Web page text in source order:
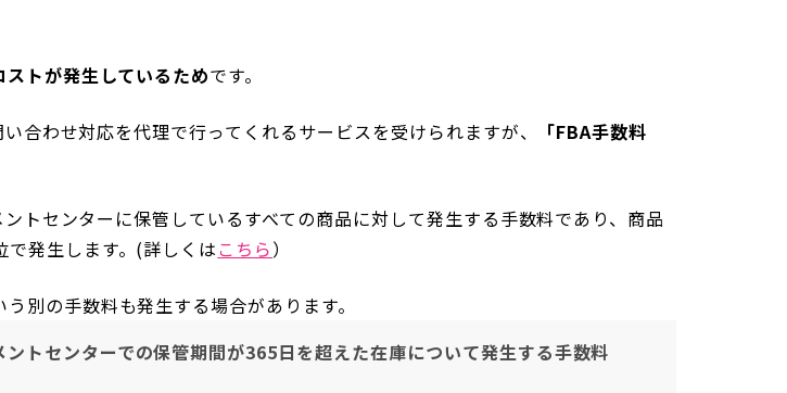
トが発生しているためです。
合わせ対応を代理で行ってくれるサービスを受けられますが、
「FBA手数料
トセンターに保管しているすべての商品に対して発生する手数料であり、商品
発生します。(詳しくは こちら）
う別の手数料も発生する場合があります。
トセンターでの保管期間が365日を超えた在庫について発生する手数料